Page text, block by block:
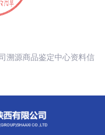
溯源商品鉴定中心资料信